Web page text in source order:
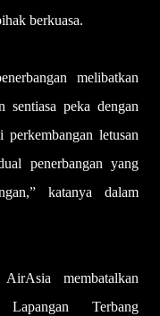
berkuasa.
melibatkan
sentiasa peka dengan
letusan
penerbangan yang
katanya dalam
membatalkan
Terbang